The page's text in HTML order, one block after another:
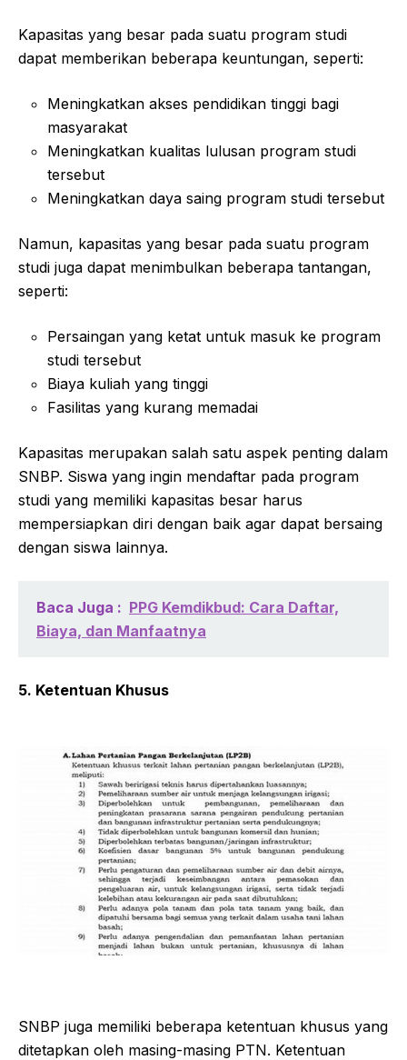
Kapasitas yang besar pada suatu program studi
dapat memberikan beberapa keuntungan, seperti:
Meningkatkan akses pendidikan tinggi bagi
masyarakat
Meningkatkan kualitas lulusan program studi
tersebut
Meningkatkan daya saing program studi tersebut
Namun, kapasitas yang besar pada suatu program
studi juga dapat menimbulkan beberapa tantangan,
seperti:
Persaingan yang ketat untuk masuk ke program
studi tersebut
Biaya kuliah yang tinggi
Fasilitas yang kurang memadai
Kapasitas merupakan salah satu aspek penting dalam
SNBP. Siswa yang ingin mendaftar pada program
studi yang memiliki kapasitas besar harus
mempersiapkan diri dengan baik agar dapat bersaing
dengan siswa lainnya.
Baca Juga : PPG Kemdikbud: Cara Daftar,
Biaya, dan Manfaatnya
5. Ketentuan Khusus
SNBP juga memiliki beberapa ketentuan khusus yang
ditetapkan oleh masing-masing PTN. Ketentuan